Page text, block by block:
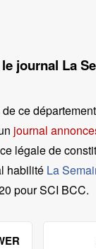
journal La
ce
journal
légale de
habilité La
pour SCI BCC.